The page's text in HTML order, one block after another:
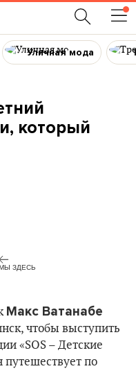
Уличная мода
который
ЗДЕСЬ
Макс Ватанабе
чтобы выступить
«SOS – Детские
путешествует по